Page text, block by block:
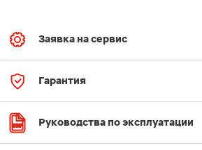
Заявка на сервис
Гарантия
Руководства по эксплуатации